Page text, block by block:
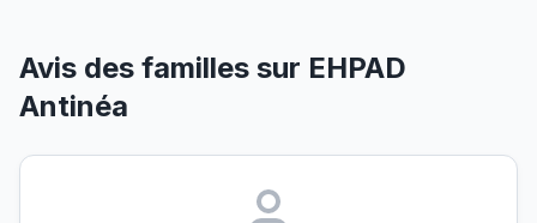
Avis des familles sur EHPAD
Antinéa